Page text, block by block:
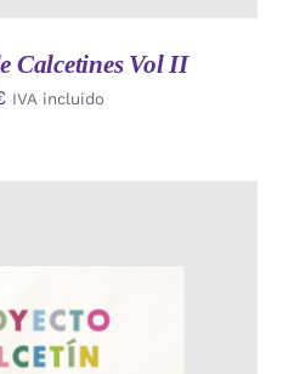
Calcetines Vol II
IVA incluido